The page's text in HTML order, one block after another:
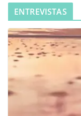
ENTREVISTAS